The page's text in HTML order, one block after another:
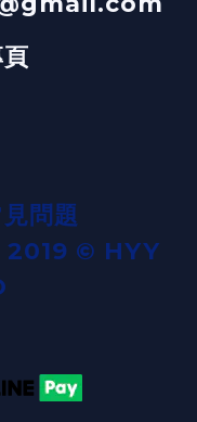
問題
2019 © HYY